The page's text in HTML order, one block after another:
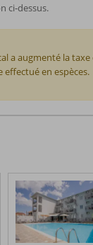
ci-dessus.
a augmenté la
en espèces.